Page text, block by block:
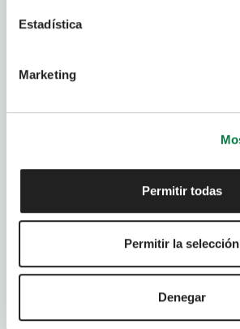
Estadística
Marketing
Permitir todas
Permitir la selección
Denegar
Teléfono*
Usar mi ubicación actual
He leído y acepto lapolítica de
Deseo recibir comunicaciones